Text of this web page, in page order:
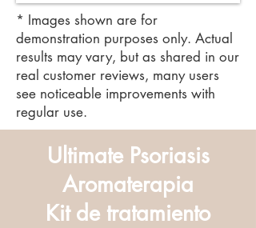
* Images shown are for
demonstration purposes only. Actual
results may vary, but as shared in our
real customer reviews, many users
see noticeable improvements with
regular use.
Ultimate Psoriasis
Aromaterapia
Kit de tratamiento